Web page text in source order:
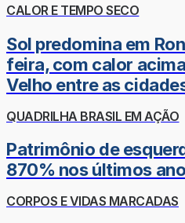
CALOR E TEMPO SECO
Sol predomina em
feira, com calor
Velho entre as
QUADRILHA BRASIL EM AÇÃO
Patrimônio de
870% nos últimos
CORPOS E VIDAS MARCADAS